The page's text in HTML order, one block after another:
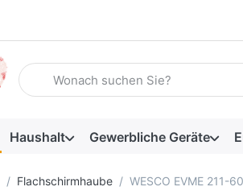
Geben Sie einen Suchbegriff ein.
Haushalt Gewerbliche Geräte
Flachschirmhaube WESCO EVME 211-